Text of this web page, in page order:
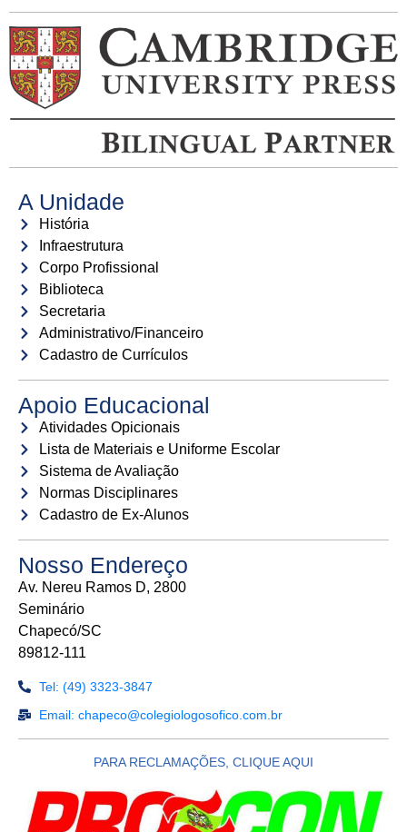
A Unidade
História
Infraestrutura
Corpo Profissional
Biblioteca
Secretaria
Administrativo/Financeiro
Cadastro de Currículos
Apoio Educacional
Atividades Opicionais
Lista de Materiais e Uniforme Escolar
Sistema de Avaliação
Normas Disciplinares
Cadastro de Ex-Alunos
Nosso Endereço
Av. Nereu Ramos D, 2800
Seminário
Chapecó/SC
89812-111
Tel: (49) 3323-3847
Email: chapeco@colegiologosofico.com.br
PARA RECLAMAÇÕES, CLIQUE AQUI